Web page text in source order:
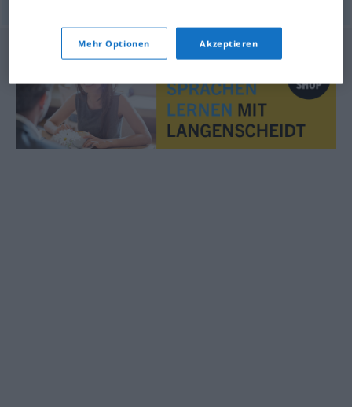
Mehr Optionen Akzeptieren